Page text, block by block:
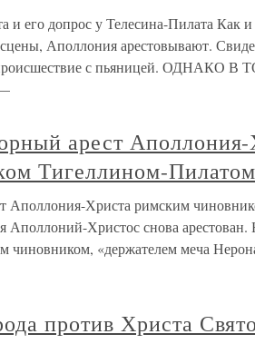
и его допрос у Телесина-Пилата Как и
Аполлония арестовывают.
происшествие с пьяницей.
арест
Тигеллином-Пилатом
Аполлония-Христа римским
Аполлоний-Христос снова
«держателем меча
против Христа